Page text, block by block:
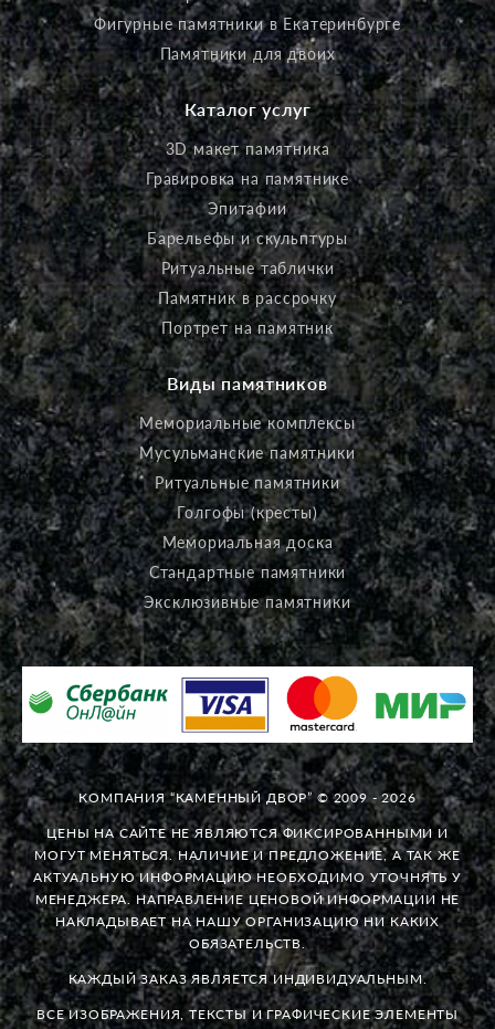
Фигурные памятники в Екатеринбурге
Памятники для двоих
Каталог услуг
3D макет памятника
Гравировка на памятнике
Эпитафии
Барельефы и скульптуры
Ритуальные таблички
Памятник в рассрочку
Портрет на памятник
Виды памятников
Мемориальные комплексы
Мусульманские памятники
Ритуальные памятники
Голгофы (кресты)
Мемориальная доска
Стандартные памятники
Эксклюзивные памятники
КОМПАНИЯ “КАМЕННЫЙ ДВОР” © 2009 - 2026
ЦЕНЫ НА САЙТЕ НЕ ЯВЛЯЮТСЯ ФИКСИРОВАННЫМИ И
МОГУТ МЕНЯТЬСЯ. НАЛИЧИЕ И ПРЕДЛОЖЕНИЕ, А ТАК ЖЕ
АКТУАЛЬНУЮ ИНФОРМАЦИЮ НЕОБХОДИМО УТОЧНЯТЬ У
МЕНЕДЖЕРА. НАПРАВЛЕНИЕ ЦЕНОВОЙ ИНФОРМАЦИИ НЕ
НАКЛАДЫВАЕТ НА НАШУ ОРГАНИЗАЦИЮ НИ КАКИХ
ОБЯЗАТЕЛЬСТВ.
КАЖДЫЙ ЗАКАЗ ЯВЛЯЕТСЯ ИНДИВИДУАЛЬНЫМ.
ВСЕ ИЗОБРАЖЕНИЯ, ТЕКСТЫ И ГРАФИЧЕСКИЕ ЭЛЕМЕНТЫ